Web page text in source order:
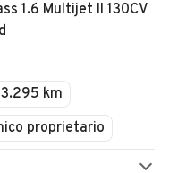
1.6 Multijet II 130CV
km
proprietario